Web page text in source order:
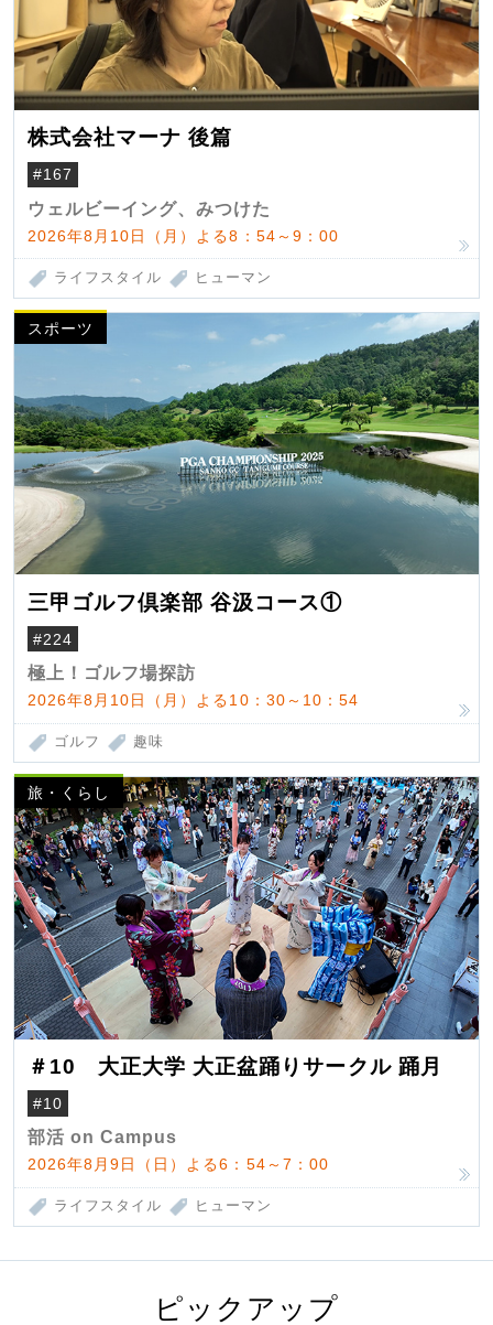
株式会社マーナ 後篇
#167
ウェルビーイング、みつけた
2026年8月10日（月）よる8：54～9：00
ライフスタイル ヒューマン
スポーツ
三甲ゴルフ倶楽部 谷汲コース①
#224
極上！ゴルフ場探訪
2026年8月10日（月）よる10：30～10：54
ゴルフ 趣味
旅・くらし
＃10 大正大学 大正盆踊りサークル 踊月
#10
部活 on Campus
2026年8月9日（日）よる6：54～7：00
ライフスタイル ヒューマン
ピックアップ